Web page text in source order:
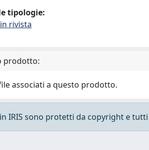
tipologie:
rivista
prodotto:
associati a questo prodotto.
IRIS sono protetti da copyright e